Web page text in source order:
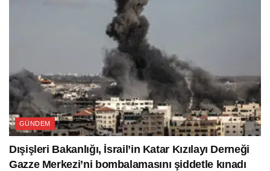
GÜNDEM
Dışişleri Bakanlığı, İsrail’in Katar Kızılayı Derneği
Gazze Merkezi’ni bombalamasını şiddetle kınadı